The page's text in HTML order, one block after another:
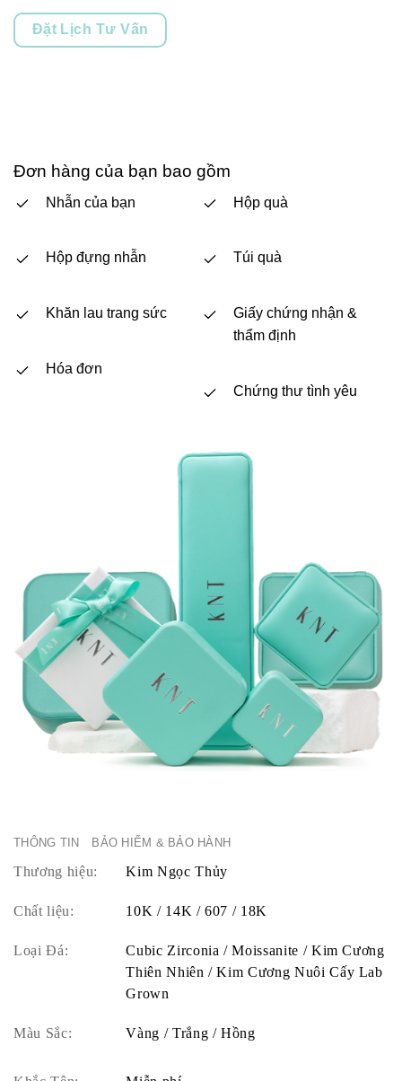
Đặt Lịch Tư Vấn
Đơn hàng của bạn bao gồm
Nhẫn của bạn
Hộp đựng nhẫn
Khăn lau trang sức
Hóa đơn
Hộp quà
Túi quà
Giấy chứng nhận &
thẩm định
Chứng thư tình yêu
THÔNG TIN BẢO HIỂM & BẢO HÀNH
Thương hiệu: Kim Ngọc Thủy
Chất liệu: 10K / 14K / 607 / 18K
Loại Đá:
Cubic Zirconia / Moissanite / Kim Cương
Thiên Nhiên / Kim Cương Nuôi Cấy Lab
Grown
Màu Sắc: Vàng / Trắng / Hồng